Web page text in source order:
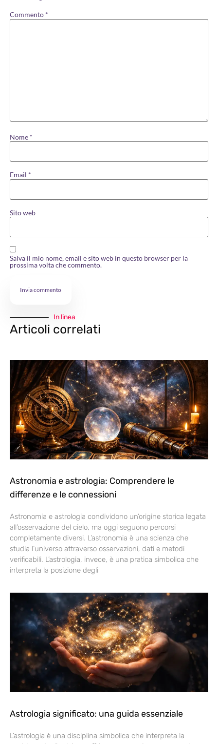
Commento *
Nome *
Email *
Sito web
Salva il mio nome, email e sito web in questo browser per la
prossima volta che commento.
In linea
Articoli correlati
Astronomia e astrologia: Comprendere le
differenze e le connessioni
Astronomia e astrologia condividono un’origine storica legata
all’osservazione del cielo, ma oggi seguono percorsi
completamente diversi. L’astronomia è una scienza che
studia l’universo attraverso osservazioni, dati e metodi
verificabili. L’astrologia, invece, è una pratica simbolica che
interpreta la posizione degli
Astrologia significato: una guida essenziale
L’astrologia è una disciplina simbolica che interpreta la